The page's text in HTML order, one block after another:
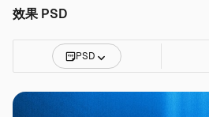
效果 PSD
PSD